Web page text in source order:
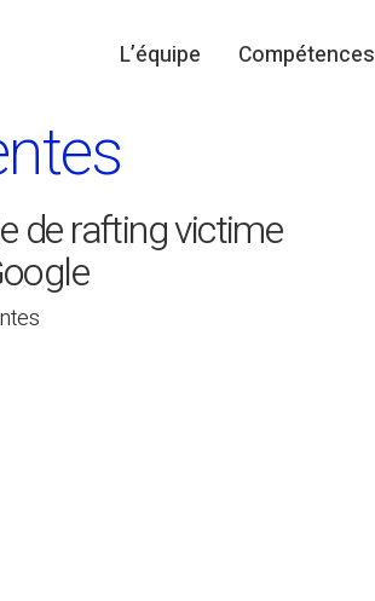
L’équipe Compétences
de rafting victime